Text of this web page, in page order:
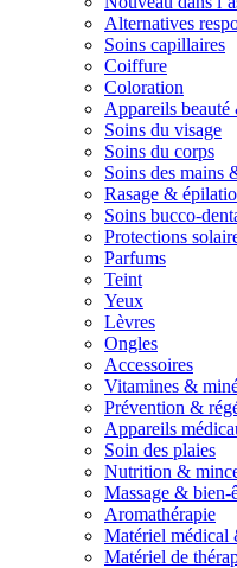
Alternatives
Soins capillaires
Coiffure
Coloration
Appareils beauté
Soins du visage
Soins du corps
Soins des mains
Rasage &
Soins bucco-
Protections
Parfums
Teint
Yeux
Lèvres
Ongles
Accessoires
Vitamines &
Prévention &
Appareils
Soin des plaies
Nutrition &
Massage & bien-
Aromathérapie
Matériel médical
Matériel de